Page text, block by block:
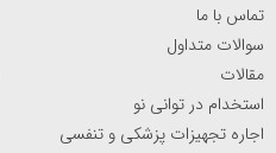
تماس با ما
سوالات متداول
مقالات
استخدام در توانی نو
اجاره تجهیزات پزشکی و تنفسی